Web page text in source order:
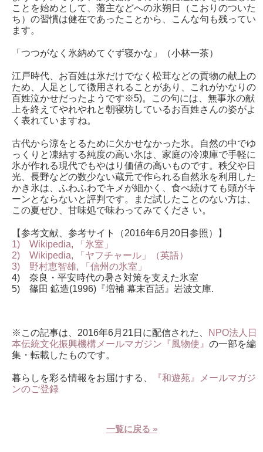
ことを始めとして、藩主などへの氷朔日（こおりのついた
ち）の習慣は健在であったことから、こんな句も残ってい
ます。
「つつがなく氷納めてぐず寝かな」（小林一茶）
江戸時代、お百姓は氷だけでなく松茸などの貢物の献上の
ため、人足として徴用されることがあり、これがかなりの
百姓泣かせだったようです※5)。この句には、無事氷の献
上を終えてやれやれと朝寝坊しているお百姓さんの姿がよ
く表れていますね。
古代から涼をとるために欠かせなかった氷。自然の中でゆ
っくりと凍結する純度の高い氷は、家庭の冷凍庫で手軽に
氷が作れる現代でもやはり価値の高いものです。秩父や日
光、長野などの数少ない蔵元で作られる自然氷を利用した
かき氷は、ふわふわでキメが細かく、食べ続けても頭がキ
ーンとならないと評判です。まだ試したことのない方は、
この夏ぜひ、甘味処で味わってみてくださ い。
【参考文献、参考サイト（2016年6月20日参照）】
1) Wikipedia, 「氷室」
2) Wikipedia, 「ヤフチャール」（英語）
3) 野村恵智雄, 「信州の氷室」
4) 奈良・平安時代の暑さ対策を支えた氷室
5) 篠田 鉱造(1996)『増補 幕末百話』岩波文庫.
※この記事は、2016年6月21日に配信された、
NPO法人日
本伝統文化振興機構メールマガジン『風物使』 の一部を編
集・転載したものです。
暮らしを彩る情報をお届けする、
『和遊苑』メールマガジ
ンのご登録
一覧に戻る »